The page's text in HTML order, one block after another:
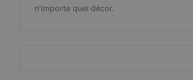
n'importe quel décor.